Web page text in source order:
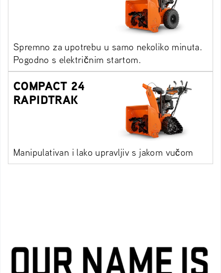
Spremno za upotrebu u samo nekoliko minuta.
Pogodno s električnim startom.
COMPACT 24
RAPIDTRAK
Manipulativan i lako upravljiv s jakom vučom